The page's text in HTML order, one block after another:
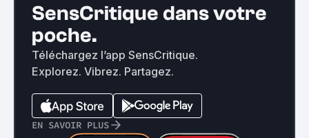
SensCritique dans votre
poche.
Téléchargez l’app SensCritique.
Explorez. Vibrez. Partagez.
EN SAVOIR PLUS